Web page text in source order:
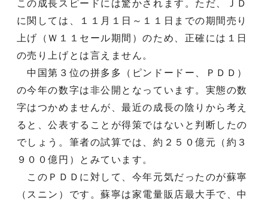
この成長スピードには驚かされます。ただ、ＪＤ
に関しては、１１月１日～１１日までの期間売り
上げ（Ｗ１１セール期間）のため、正確には１日
の売り上げとは言えません。
中国第３位の拼多多（ピンドードー、ＰＤＤ）
の今年の数字は非公開となっています。実態の数
字はつかめませんが、最近の成長の陰りから考え
ると、公表することが得策ではないと判断したの
でしょう。筆者の試算では、約２５０億元（約３
９００億円）とみています。
このＰＤＤに対して、今年元気だったのが蘇寧
（スニン）です。蘇寧は家電量販店最大手で、中